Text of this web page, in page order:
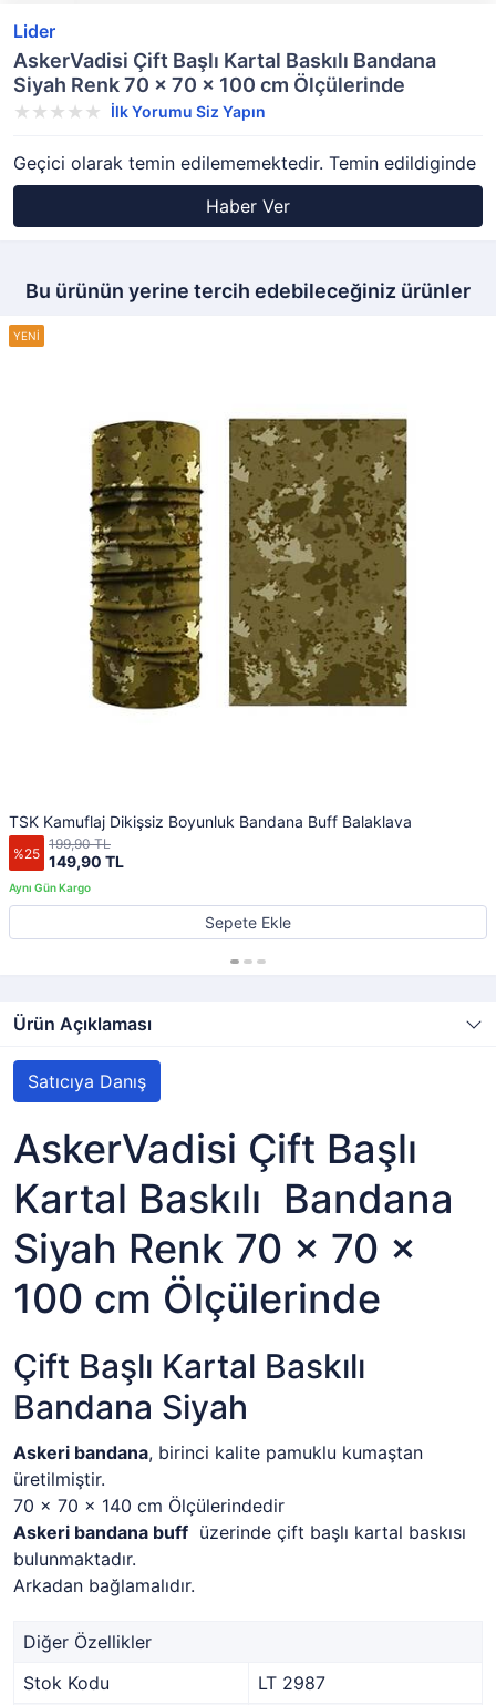
Lider
AskerVadisi Çift Başlı Kartal Baskılı Bandana
Siyah Renk 70 x 70 x 100 cm Ölçülerinde
İlk Yorumu Siz Yapın
Geçici olarak temin edilememektedir. Temin edildiginde
Haber Ver
Bu ürünün yerine tercih edebileceğiniz ürünler
TSK Kamuflaj Dikişsiz Boyunluk Bandana Buff Balaklava
%25 149,90 TL
199,90 TL
Sepete Ekle
Ürün Açıklaması
Satıcıya Danış
AskerVadisi Çift Başlı
Kartal Baskılı Bandana
Siyah Renk 70 x 70 x
100 cm Ölçülerinde
Çift Başlı Kartal Baskılı
Bandana Siyah
Askeri bandana, birinci kalite pamuklu kumaştan
üretilmiştir.
70 x 70 x 140 cm Ölçülerindedir
Askeri bandana buff üzerinde çift başlı kartal baskısı
bulunmaktadır.
Arkadan bağlamalıdır.
Diğer Özellikler
Stok Kodu
LT 2987